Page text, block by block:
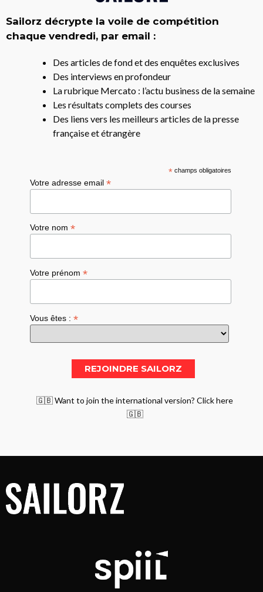
Sailorz décrypte la voile de compétition
chaque vendredi, par email :
Des articles de fond et des enquêtes exclusives
Des interviews en profondeur
La rubrique Mercato : l’actu business de la semaine
Les résultats complets des courses
Des liens vers les meilleurs articles de la presse
française et étrangère
*champs obligatoires
Votre adresse email*
Votre nom*
Votre prénom*
Vous êtes :*
🇬🇧 Want to join the international version? Click here
🇬🇧